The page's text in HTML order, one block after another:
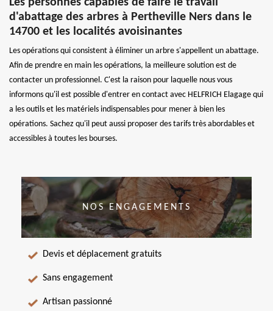
Les personnes capables de faire le travail
d'abattage des arbres à Pertheville Ners dans le
14700 et les localités avoisinantes
Les opérations qui consistent à éliminer un arbre s'appellent un abattage.
Afin de prendre en main les opérations, la meilleure solution est de
contacter un professionnel. C'est la raison pour laquelle nous vous
informons qu'il est possible d'entrer en contact avec HELFRICH Elagage qui
a les outils et les matériels indispensables pour mener à bien les
opérations. Sachez qu'il peut aussi proposer des tarifs très abordables et
accessibles à toutes les bourses.
NOS ENGAGEMENTS
Devis et déplacement gratuits
Sans engagement
Artisan passionné